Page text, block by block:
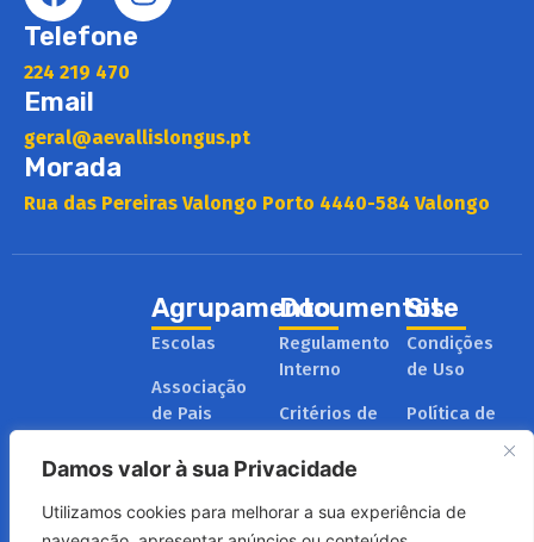
Damos valor à sua Privacidade
Utilizamos cookies para melhorar a sua experiência de
Telefone
224 219 470
Email
geral@aevallislongus.pt
Morada
Rua das Pereiras Valongo Porto 4440-584 Valongo
Agrupamento
Escolas
Associação
de Pais
Administração
e Gestão
Plano de
Documentos
Regulamento
Interno
Critérios de
Relatórios
Site
Condições
de Uso
Política de
Cookies